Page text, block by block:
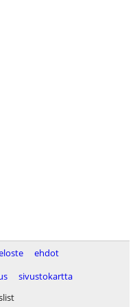
ehdot
sivustokartta